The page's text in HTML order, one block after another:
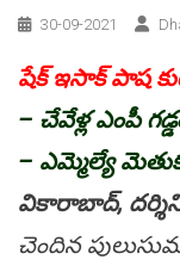
30-09-2021
షేక్ ఇసాక్‌ పాష
– చేవేళ్ల ఎంపీ
– ఎమ్మెల్యే
వికారాబాద్, ద‌ర్శిని
చెందిన